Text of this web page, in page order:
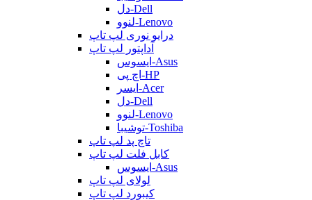
دل-Dell
لنوو-Lenovo
درایو نوری لپ تاپ
آداپتور لپ تاپ
ایسوس-Asus
اچ پی-HP
ایسر-Acer
دل-Dell
لنوو-Lenovo
توشیبا-Toshiba
تاچ پد لپ تاپ
کابل فلت لپ تاپ
ایسوس-Asus
لولای لپ تاپ
کیبورد لپ تاپ